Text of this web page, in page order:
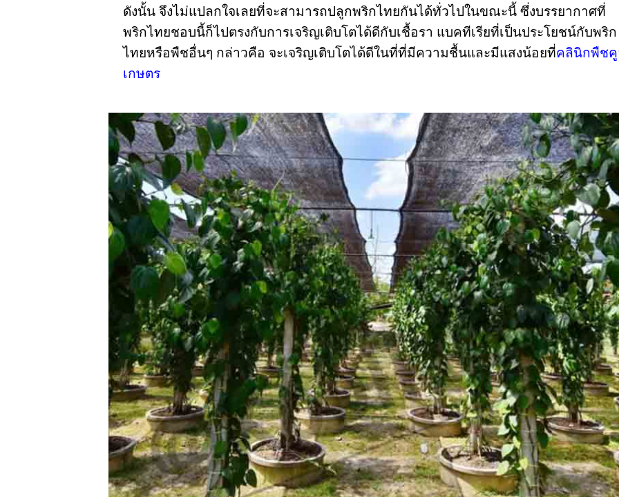
ดังนั้น จึงไม่แปลกใจเลยที่จะสามารถปลูกพริกไทยกันได้ทั่วไปในขณะนี้ ซึ่งบรรยากาศที่
พริกไทยชอบนี้ก็ไปตรงกับการเจริญเติบโตได้ดีกับเชื้อรา แบคทีเรียที่เป็นประโยชน์กับพริก
ไทยหรือพืชอื่นๆ กล่าวคือ จะเจริญเติบโตได้ดีในที่ที่มีความชื้นและมีแสงน้อยที่คลินิกพืช
เกษตร